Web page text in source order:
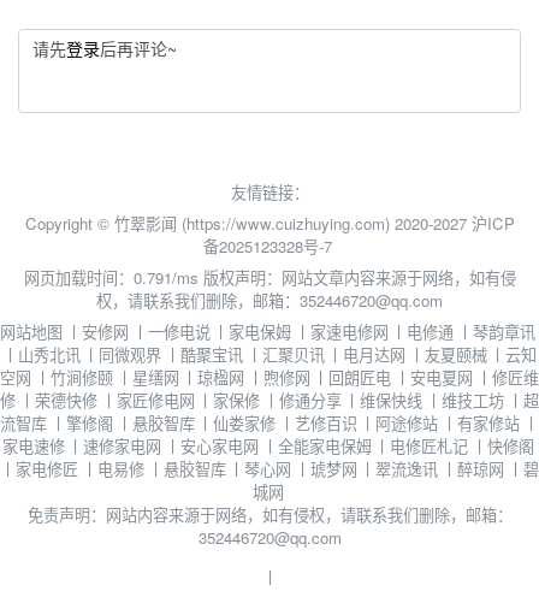
请先登录后再评论~
友情链接：
Copyright © 竹翠影闻 (https://www.cuizhuying.com) 2020-2027 沪ICP
备2025123328号-7
网页加载时间：0.791/ms 版权声明：网站文章内容来源于网络，如有侵
权，请联系我们删除，邮箱：352446720@qq.com
网站地图 丨 安修网 丨 一修电说 丨 家电保姆 丨 家速电修网 丨 电修通 丨琴韵章讯
丨 山秀北讯 丨 同微观界 丨 酷聚宝讯 丨 汇聚贝讯 丨 电月达网 丨 友夏颐械 丨云知
空网 丨 竹涧修颐 丨 星缮网 丨琼楹网 丨 煦修网 丨 回朗匠电 丨 安电夏网 丨 修匠维
修 丨 荣德快修 丨 家匠修电网 丨 家保修 丨 修通分享 丨维保快线 丨维技工坊 丨 超
流智库 丨 擎修阁 丨 悬胶智库 丨仙娄家修 丨 艺修百识 丨 阿途修站 丨 有家修站 丨
家电速修 丨 速修家电网 丨 安心家电网 丨 全能家电保姆 丨 电修匠札记 丨 快修阁
丨 家电修匠 丨 电易修 丨 悬胶智库 丨琴心网 丨 琥梦网 丨翠流逸讯 丨醉琼网 丨 碧
城网
免责声明：网站内容来源于网络，如有侵权，请联系我们删除，邮箱：
352446720@qq.com
丨